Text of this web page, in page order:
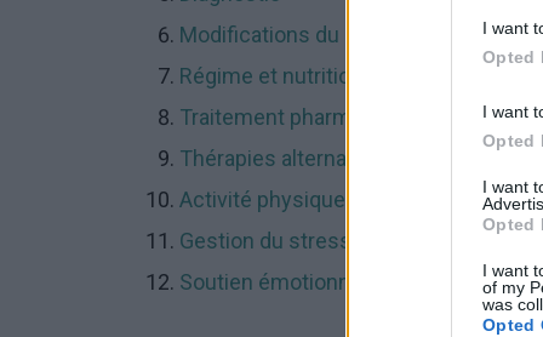
I want
Opted
I want
Opted
I want
Opted
I want
of my
was
Opted
Modifications du mode de vie
Régime et nutrition
Traitement pharmacologique
Thérapies alternatives
Activité physique
Gestion du stress
Soutien émotionnel et social